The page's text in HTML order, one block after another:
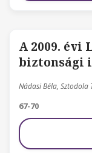
A 2009. évi
biztonsági
Nádasi Béla, Sztodola
67-70